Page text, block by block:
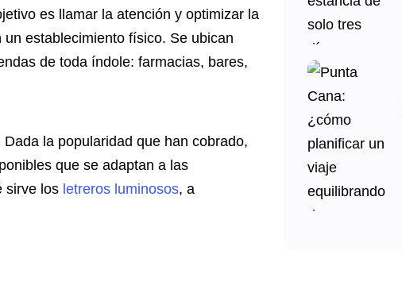
es llamar la atención y optimizar la
establecimiento físico. Se ubican
de toda índole: farmacias, bares,
la popularidad que han cobrado,
que se adaptan a las
sirve los letreros luminosos, a